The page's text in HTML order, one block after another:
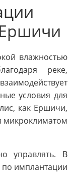
влажностью
реке,
условия для
как Ершичи,
микроклиматом
управлять. В
по имплантации